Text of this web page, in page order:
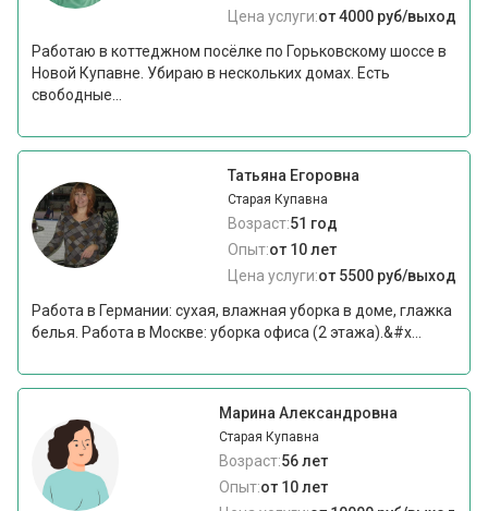
Цена услуги:от 4000 руб/выход
Работаю в коттеджном посёлке по Горьковскому шоссе в
Новой Купавне. Убираю в нескольких домах. Есть
свободные...
Татьяна Егоровна
Старая Купавна
Возраст:51 год
Опыт:от 10 лет
Цена услуги:от 5500 руб/выход
Работа в Германии: сухая, влажная уборка в доме, глажка
белья. Работа в Москве: уборка офиса (2 этажа).&#x...
Марина Александровна
Старая Купавна
Возраст:56 лет
Опыт:от 10 лет